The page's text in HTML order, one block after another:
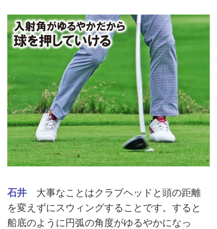
石井 大事なことはクラブヘッドと頭の距離
を変えずにスウィングすることです。すると
船底のように円弧の角度がゆるやかになっ